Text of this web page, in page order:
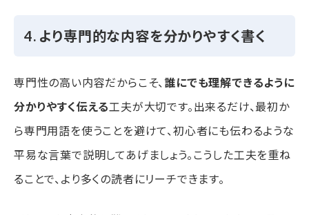
4. より専門的な内容を分かりやすく書く
専門性の高い内容だからこそ、 誰にでも理解できるように
分かりやすく伝える工夫が大切です。出来るだけ、最初か
ら専門用語を使うことを避けて、初心者にも伝わるような
平易な言葉で説明してあげましょう。こうした工夫を重ね
ることで、より多くの読者にリーチできます。